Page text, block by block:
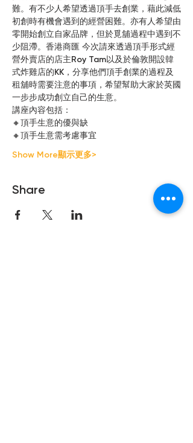
難。有不少人希望透過頂手去創業，藉此減低
初創時有機會遇到的經營困難。亦有人希望由
零開始創立自家品牌，但於覓舖過程中遇到不
少阻滯。香港商匯 今次請來透過頂手形式經
營外賣店的店主Roy Tam以及於倫敦開設韓
式炸雞店的KK，分享他們頂手創業的過程及
租舖時需要注意的事項，希望幫助大家於英國
一步步成功創立自己的生意。
講座內容包括：
🔸頂手生意的優與缺
🔸頂手生意需考慮事宜
Show More顯示更多>
Share